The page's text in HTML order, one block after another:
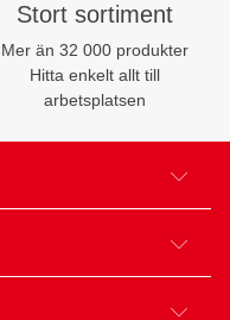
Stort sortiment
Mer än 32 000 produkter
Hitta enkelt allt till
arbetsplatsen